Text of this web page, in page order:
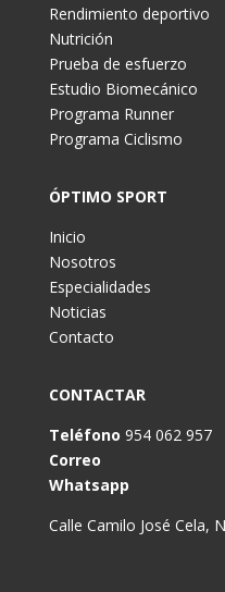
Rendimiento deportivo
Nutrición
Prueba de esfuerzo
Estudio Biomecánico
Programa Runner
Programa Ciclismo
ÓPTIMO SPORT
Inicio
Nosotros
Especialidades
Noticias
Contacto
CONTACTAR
Teléfono 954 062 957
Correo
Whatsapp
Calle Camilo José Cela,